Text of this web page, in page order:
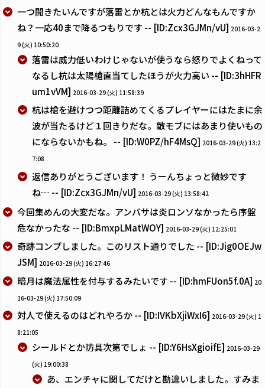
一つ聞きたいんですが落雷とか杭とは火力どんなもんですか
ね？一応40まで降るつもりです -- [ID:Zcx3GJMn/vU] 2016-03-2
9 (火) 10:50:20
落雷は威力低いわけじゃないが使うなら怒りでよくねって
なるし杭は太陽槍直当てしたほうが火力高い -- [ID:3hHFR
um1vVM] 2016-03-29 (火) 11:58:39
杭は槍を避けつつ距離詰めてくるプレイヤーにはたまに余
波が当たるけど１回きりだな。敵モブにはあまり使いもの
にならないかもね。 -- [ID:W0PZ/hF4MsQ] 2016-03-29 (火) 13:2
7:08
返信ありがとうございます！ うーんちょっと微妙です
ね… -- [ID:Zcx3GJMn/vU] 2016-03-29 (火) 13:58:42
今回集めんの大変だな。アンバサは炎ロンソなかったら序盤
危なかったな -- [ID:BmxpLMatWOY] 2016-03-29 (火) 12:25:01
奇跡コンプしました。このリスト通りでした -- [ID:Jig0OEJw
JSM] 2016-03-29 (火) 16:27:46
暗月は魔法属性を付与するみたいです -- [ID:hmFUon5f.0A] 20
16-03-29 (火) 17:50:09
対人で使えるのはどれやろか -- [ID:IVKbXjiWxI6] 2016-03-29 (火) 1
8:21:05
シールドとか防具次第でしょ -- [ID:Y6HsXgioifE] 2016-03-29
(火) 19:00:38
あ、エンチャに関してだけと勘違いしました。すみま